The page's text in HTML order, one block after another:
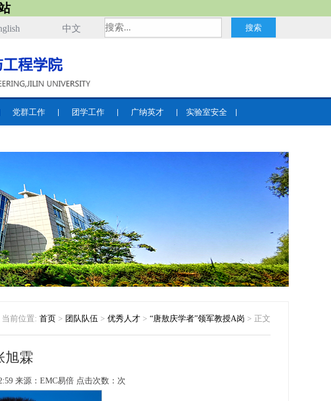
中文
党群工作 团学工作 广纳英才 实验室安全
当前位置: 首页 > 团队队伍 > 优秀人才 > “唐敖庆学者”领军教授A岗 > 正文
旭霖
来源：EMC易倍 点击次数： 次